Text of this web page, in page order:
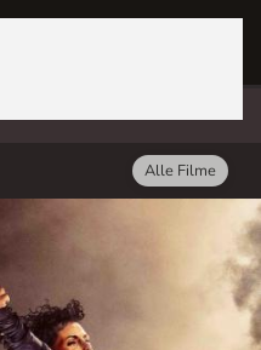
Alle Filme